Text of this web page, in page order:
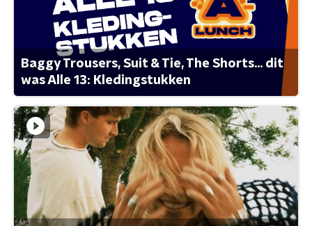
Baggy Trousers, Suit & Tie, The Shorts... dit
was Alle 13: Kledingstukken